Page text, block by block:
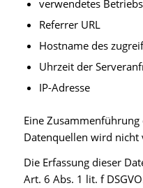
verwendetes
Referrer URL
Hostname des
Uhrzeit der
IP-Adresse
Eine
Datenquellen wird nicht
Die Erfassung dieser
Art. 6 Abs. 1 lit. f